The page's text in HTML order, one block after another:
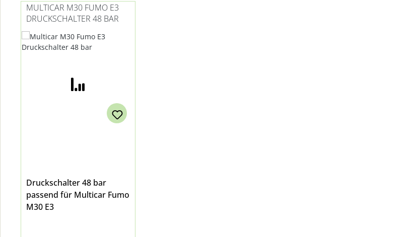
MULTICAR M30 FUMO E3
DRUCKSCHALTER 48 BAR
Druckschalter 48 bar
passend für Multicar Fumo
M30 E3